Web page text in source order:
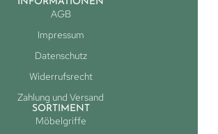
AGB
Impressum
Datenschutz
Widerrufsrecht
Zahlung und Versand
SORTIMENT
Möbelgriffe